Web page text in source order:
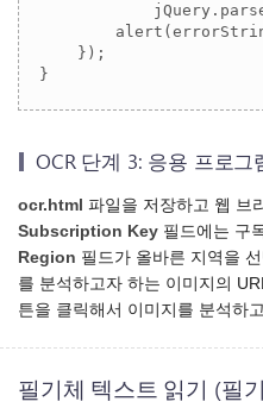
    });
OCR 단계 3: 응용 프로그
ocr.html 파일을 저장하고 웹 브
Subscription Key 필드에는 구
Region 필드가 올바른 지역을
를 분석하고자 하는 이미지의
튼을 클릭해서 이미지를 분석하
필기체 텍스트 읽기 (필